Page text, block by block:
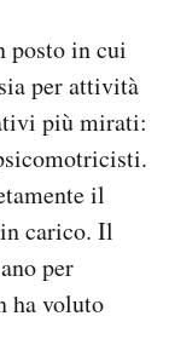
posto in cui
per attività
più mirati:
il
carico. Il
per
ha voluto